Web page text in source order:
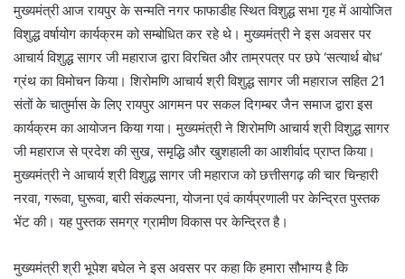
मुख्यमंत्री आज रायपुर के सन्मति नगर फाफाडीह स्थित विशुद्ध सभा गृह में आयोजित
विशुद्ध वर्षायोग कार्यक्रम को सम्बोधित कर रहे थे। मुख्यमंत्री ने इस अवसर पर
आचार्य विशुद्ध सागर जी महाराज द्वारा विरचित और ताम्रपत्र पर छपे ‘सत्यार्थ बोध‘
ग्रंथ का विमोचन किया। शिरोमणि आचार्य श्री विशुद्ध सागर जी महाराज सहित 21
संतों के चातुर्मास के लिए रायपुर आगमन पर सकल दिगम्बर जैन समाज द्वारा इस
कार्यक्रम का आयोजन किया गया। मुख्यमंत्री ने शिरोमणि आचार्य श्री विशुद्ध सागर
जी महाराज से प्रदेश की सुख, समृद्धि और खुशहाली का आशीर्वाद प्राप्त किया।
मुख्यमंत्री ने आचार्य श्री विशुद्ध सागर जी महाराज को छत्तीसगढ़ की चार चिन्हारी
नरवा, गरूवा, घुरूवा, बारी संकल्पना, योजना एवं कार्यप्रणाली पर केन्द्रित पुस्तक
भेंट की। यह पुस्तक समग्र ग्रामीण विकास पर केन्द्रित है।
मुख्यमंत्री श्री भूपेश बघेल ने इस अवसर पर कहा कि हमारा सौभाग्य है कि